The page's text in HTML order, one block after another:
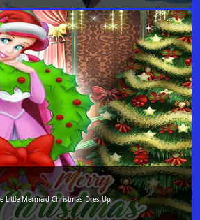
Little Mermaid Christmas Dres Up